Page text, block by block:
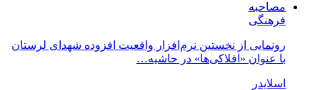
مصاحبه
فرهنگی
رونمایی از نخستین نرم‌افزار واقعیت افزوده شهدای لرستان
با عنوان «افلاکی‌ها» در حاشیه…
اسلایدر